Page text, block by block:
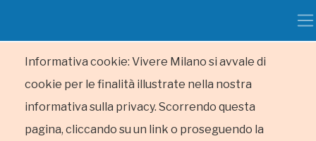
Informativa cookie: Vivere Milano si avvale di
cookie per le finalità illustrate nella nostra
informativa sulla privacy. Scorrendo questa
pagina, cliccando su un link o proseguendo la